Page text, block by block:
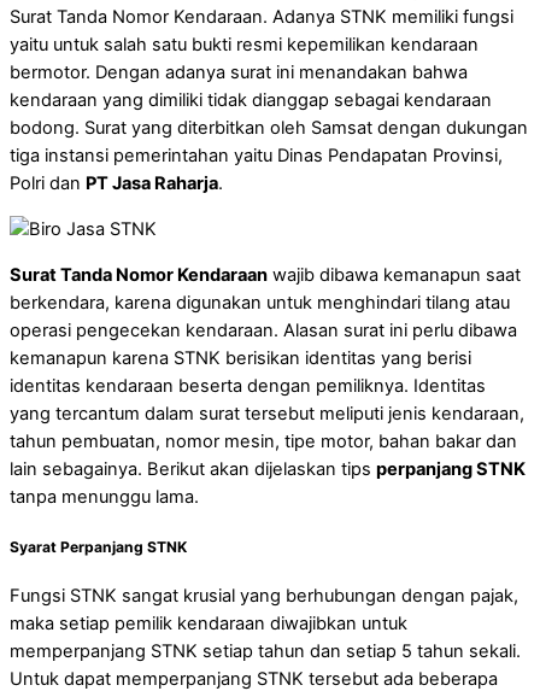
Surat Tanda Nomor Kendaraan. Adanya STNK memiliki fungsi
yaitu untuk salah satu bukti resmi kepemilikan kendaraan
bermotor. Dengan adanya surat ini menandakan bahwa
kendaraan yang dimiliki tidak dianggap sebagai kendaraan
bodong. Surat yang diterbitkan oleh Samsat dengan dukungan
tiga instansi pemerintahan yaitu Dinas Pendapatan Provinsi,
Polri dan PT Jasa Raharja.
Surat Tanda Nomor Kendaraan wajib dibawa kemanapun saat
berkendara, karena digunakan untuk menghindari tilang atau
operasi pengecekan kendaraan. Alasan surat ini perlu dibawa
kemanapun karena STNK berisikan identitas yang berisi
identitas kendaraan beserta dengan pemiliknya. Identitas
yang tercantum dalam surat tersebut meliputi jenis kendaraan,
tahun pembuatan, nomor mesin, tipe motor, bahan bakar dan
lain sebagainya. Berikut akan dijelaskan tips perpanjang STNK
tanpa menunggu lama.
Syarat Perpanjang STNK
Fungsi STNK sangat krusial yang berhubungan dengan pajak,
maka setiap pemilik kendaraan diwajibkan untuk
memperpanjang STNK setiap tahun dan setiap 5 tahun sekali.
Untuk dapat memperpanjang STNK tersebut ada beberapa